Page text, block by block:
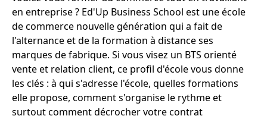
en entreprise ? Ed'Up Business School est une école
de commerce nouvelle génération qui a fait de
l'alternance et de la formation à distance ses
marques de fabrique. Si vous visez un BTS orienté
vente et relation client, ce profil d'école vous donne
les clés : à qui s'adresse l'école, quelles formations
elle propose, comment s'organise le rythme et
surtout comment décrocher votre contrat